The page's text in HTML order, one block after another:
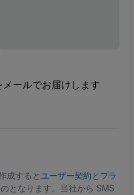
ールでお届けします
成すると ユーザー契約と プラ
となります。当社から SMS